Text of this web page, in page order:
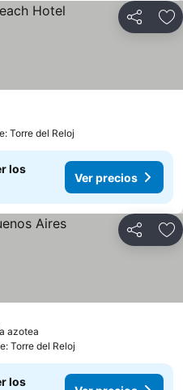
Compartir
Torre del Reloj
los
Ver precios
Compartir
azotea
Torre del Reloj
los